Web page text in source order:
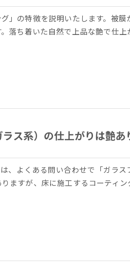
」の特徴を説明いたします。被
落ち着いた自然で上品な艶で仕
ス系）の仕上がりは艶あ
、よくある問い合わせで「ガラ
ますが、床に施工するコーティ